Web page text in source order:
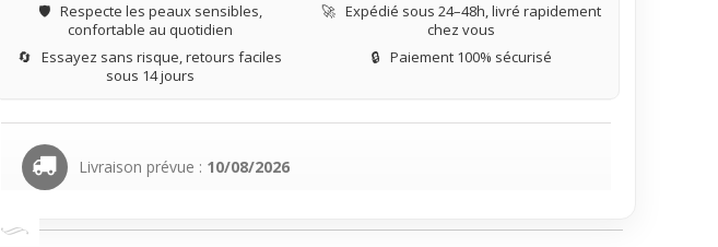
🛡️ Respecte les peaux sensibles,
confortable au quotidien
🚀 Expédié sous 24–48h, livré rapidement
chez vous
🔄 Essayez sans risque, retours faciles
sous 14 jours
🔒 Paiement 100% sécurisé
Livraison prévue : 10/08/2026